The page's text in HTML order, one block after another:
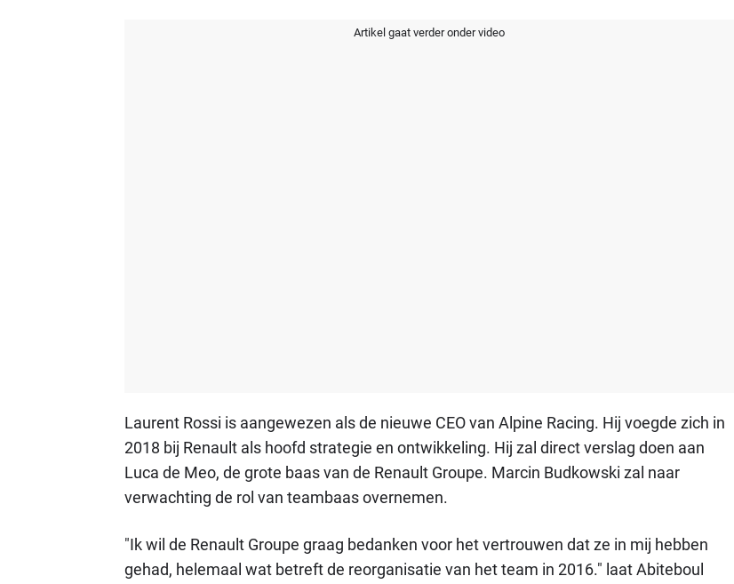
Artikel gaat verder onder video
Laurent Rossi is aangewezen als de nieuwe CEO van Alpine Racing. Hij voegde zich in
2018 bij Renault als hoofd strategie en ontwikkeling. Hij zal direct verslag doen aan
Luca de Meo, de grote baas van de Renault Groupe. Marcin Budkowski zal naar
verwachting de rol van teambaas overnemen.
"Ik wil de Renault Groupe graag bedanken voor het vertrouwen dat ze in mij hebben
gehad, helemaal wat betreft de reorganisatie van het team in 2016." laat Abiteboul